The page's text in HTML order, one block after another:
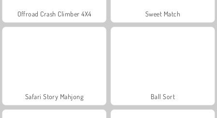
Offroad Crash Climber 4X4 Sweet Match
Safari Story Mahjong Ball Sort